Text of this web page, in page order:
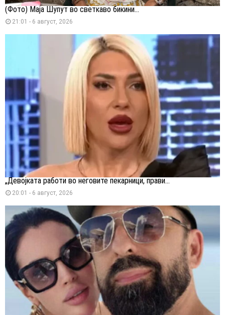
(Фото) Маја Шупут во светкаво бикини...
21:01 - 6 август, 2026
„Девојката работи во неговите пекарници, прави...
20:01 - 6 август, 2026